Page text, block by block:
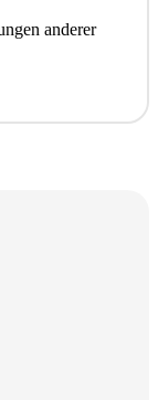
anderer